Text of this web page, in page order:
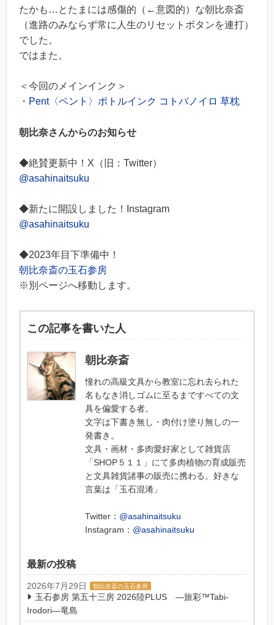
たかも…とたまには感傷的（←意図的）な朝比奈斎
（進路のみならず常に人生のリセットボタンを連打）
でした。
ではまた。
＜今回のメインインク＞
・ Pent〈ペント〉ボトルインク コトバノイロ 草枕
朝比奈さんからのお知らせ
◆絶賛更新中！X（旧：Twitter）
@asahinaitsuku
◆新たに開設しました！Instagram
@asahinaitsuku
◆2023年目下準備中！
朝比奈斎の玉石参房
※別ページへ移動します。
この記事を書いた人
朝比奈斎
憧れの高級文具から教室に忘れ去られた
名もなき消しゴムに至るまですべての文
具を偏愛する者。
文字は下書き無し・肉付け塗り無しの一
発書き。
文具・画材・多肉愛好家として雑貨店
「SHOP５１１」にて多肉植物の育成販売
と文具雑貨諸事の販売に携わる。好きな
言葉は「玉石混淆」
Twitter： @asahinaitsuku
Instagram： @asahinaitsuku
最新の投稿
2026年7月29日 朝比奈斎の玉石参房
玉石参房 第五十三房 2026陸PLUS ―旅彩™Tabi-
Irodori―竜島